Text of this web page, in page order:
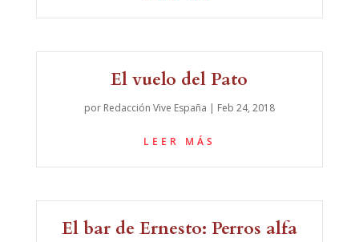
El vuelo del Pato
por Redacción Vive España | Feb 24, 2018
LEER MÁS
El bar de Ernesto: Perros alfa